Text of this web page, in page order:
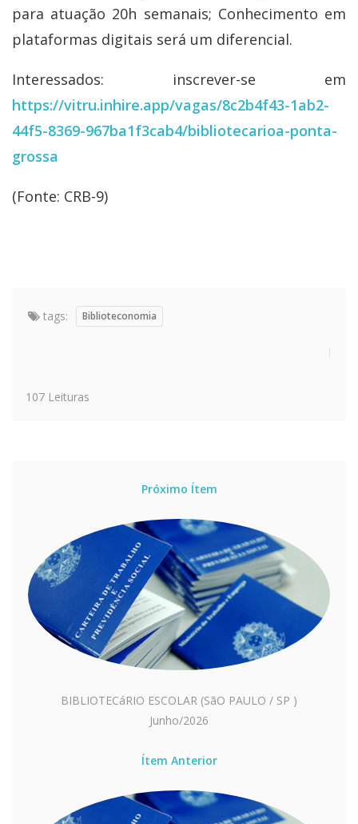
para atuação 20h semanais; Conhecimento em
plataformas digitais será um diferencial.
Interessados: inscrever-se em
https://vitru.inhire.app/vagas/8c2b4f43-1ab2-
44f5-8369-967ba1f3cab4/bibliotecarioa-ponta-
grossa
(Fonte: CRB-9)
tags: Biblioteconomia
107 Leituras
Próximo Ítem
BIBLIOTECáRIO ESCOLAR (SãO PAULO / SP )
Junho/2026
Ítem Anterior